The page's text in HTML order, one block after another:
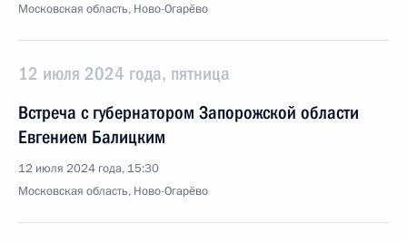
Московская область, Ново-Огарёво
12 июля 2024 года, пятница
Встреча с губернатором Запорожской области
Евгением Балицким
12 июля 2024 года, 15:30
Московская область, Ново-Огарёво